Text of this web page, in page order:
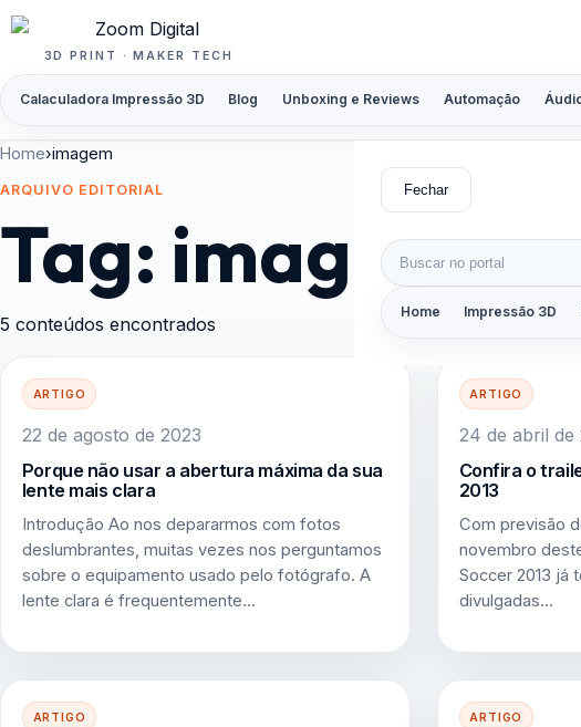
Pular para o conteúdo
3D PRINT · MAKER TECH
Calaculadora Impressão 3D Blog Unboxing e Reviews Automação
Fechar
Buscar por:
Home Impressão 3D
Home›imagem
ARQUIVO EDITORIAL
Tag: imagem
5 conteúdos encontrados
ARTIGO
22 de agosto de 2023
Porque não usar a abertura máxima da sua
lente mais clara
Introdução Ao nos depararmos com fotos
deslumbrantes, muitas vezes nos perguntamos
sobre o equipamento usado pelo fotógrafo. A
lente clara é frequentemente…
ARTIGO
24 de abril de
Confira o
2013
Com previsão
novembro
Soccer 2013 já
divulgadas…
ARTIGO ARTIGO